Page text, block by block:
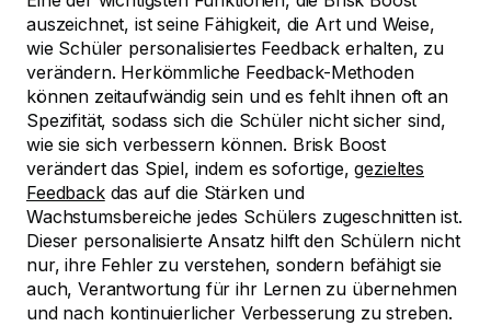
auszeichnet, ist seine Fähigkeit, die Art und Weise,
wie Schüler personalisiertes Feedback erhalten, zu
verändern. Herkömmliche Feedback-Methoden
können zeitaufwändig sein und es fehlt ihnen oft an
Spezifität, sodass sich die Schüler nicht sicher sind,
wie sie sich verbessern können. Brisk Boost
verändert das Spiel, indem es sofortige,gezieltes
Feedbackdas auf die Stärken und
Wachstumsbereiche jedes Schülers zugeschnitten ist.
Dieser personalisierte Ansatz hilft den Schülern nicht
nur, ihre Fehler zu verstehen, sondern befähigt sie
auch, Verantwortung für ihr Lernen zu übernehmen
und nach kontinuierlicher Verbesserung zu streben.